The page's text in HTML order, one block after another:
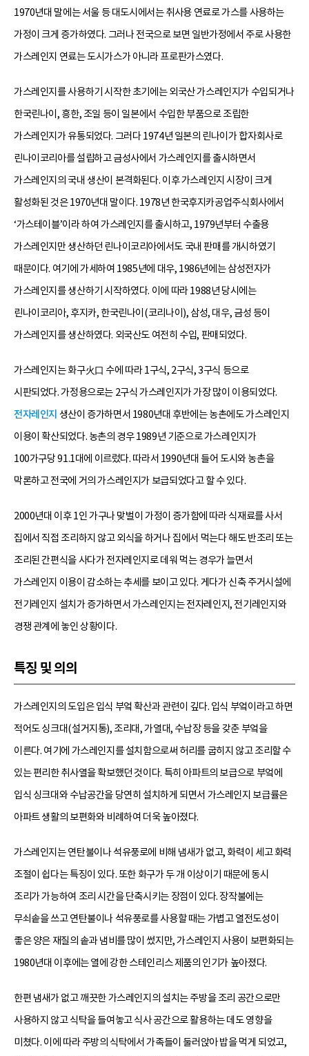
1970년대 말에는 서울 등 대도시에서는 취사용 연료로 가스를 사용하는
가정이 크게 증가하였다. 그러나 전국으로 보면 일반가정에서 주로 사용한
가스레인지 연료는 도시가스가 아니라 프로판가스였다.
가스레인지를 사용하기 시작한 초기에는 외국산 가스레인지가 수입되거나
한국린나이, 흥한, 조일 등이 일본에서 수입한 부품으로 조립한
가스레인지가 유통되었다. 그러다 1974년 일본의 린나이가 합자회사로
린나이코리아를 설립하고 금성사에서 가스레인지를 출시하면서
가스레인지의 국내 생산이 본격화된다. 이후 가스레인지 시장이 크게
활성화된 것은 1970년대 말이다. 1978년 한국후지카공업주식회사에서
‘가스테이블’이라 하여 가스레인지를 출시하고, 1979년부터 수출용
가스레인지만 생산하던 린나이코리아에서도 국내 판매를 개시하였기
때문이다. 여기에 가세하여 1985년에 대우, 1986년에는 삼성전자가
가스레인지를 생산하기 시작하였다. 이에 따라 1988년 당시에는
린나이코리아, 후지카, 한국린나이(코리나이), 삼성, 대우, 금성 등이
가스레인지를 생산하였다. 외국산도 여전히 수입, 판매되었다.
가스레인지는 화구火口 수에 따라 1구식, 2구식, 3구식 등으로
시판되었다. 가정용으로는 2구식 가스레인지가 가장 많이 이용되었다.
전자레인지 생산이 증가하면서 1980년대 후반에는 농촌에도 가스레인지
이용이 확산되었다. 농촌의 경우 1989년 기준으로 가스레인지가
100가구당 91.1대에 이르렀다. 따라서 1990년대 들어 도시와 농촌을
막론하고 전국에 거의 가스레인지가 보급되었다고 할 수 있다.
2000년대 이후 1인 가구나 맞벌이 가정이 증가함에 따라 식재료를 사서
집에서 직접 조리하지 않고 외식을 하거나 집에서 먹는다 해도 반조리 또는
조리된 간편식을 사다가 전자레인지로 데워 먹는 경우가 늘면서
가스레인지 이용이 감소하는 추세를 보이고 있다. 게다가 신축 주거시설에
전기레인지 설치가 증가하면서 가스레인지는 전자레인지, 전기레인지와
경쟁 관계에 놓인 상황이다.
특징 및 의의
가스레인지의 도입은 입식 부엌 확산과 관련이 깊다. 입식 부엌이라고 하면
적어도 싱크대(설거지통), 조리대, 가열대, 수납장 등을 갖춘 부엌을
이른다. 여기에 가스레인지를 설치함으로써 허리를 굽히지 않고 조리할 수
있는 편리한 취사열을 확보했던 것이다. 특히 아파트의 보급으로 부엌에
입식 싱크대와 수납공간을 당연히 설치하게 되면서 가스레인지 보급률은
아파트 생활의 보편화와 비례하여 더욱 높아졌다.
가스레인지는 연탄불이나 석유풍로에 비해 냄새가 없고, 화력이 세고 화력
조절이 쉽다는 특징이 있다. 또한 화구가 두 개 이상이기 때문에 동시
조리가 가능하여 조리 시간을 단축시키는 장점이 있다. 장작불에는
무쇠솥을 쓰고 연탄불이나 석유풍로를 사용할 때는 가볍고 열전도성이
좋은 양은 재질의 솥과 냄비를 많이 썼지만, 가스레인지 사용이 보편화되는
1980년대 이후에는 열에 강한 스테인리스 제품의 인기가 높아졌다.
한편 냄새가 없고 깨끗한 가스레인지의 설치는 주방을 조리 공간으로만
사용하지 않고 식탁을 들여놓고 식사 공간으로 활용하는 데도 영향을
미쳤다. 이에 따라 주방의 식탁에서 가족들이 둘러앉아 밥을 먹게 되었고,